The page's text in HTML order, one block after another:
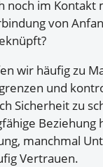
noch im Kontakt
von
wir häufig zu
und
Sicherheit zu
Beziehung
manchmal
Vertrauen.